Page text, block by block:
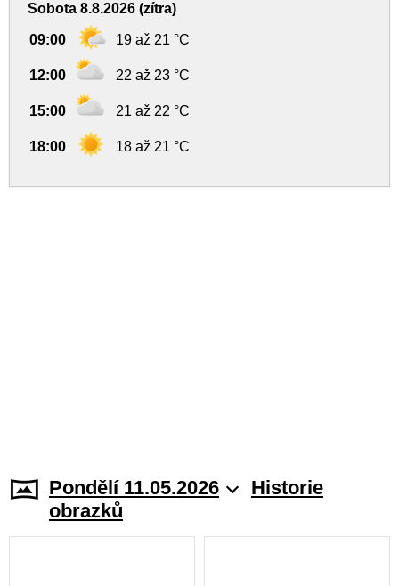
Sobota 8.8.2026 (zítra)
09:00 19 až 21 °C
12:00 22 až 23 °C
15:00 21 až 22 °C
18:00 18 až 21 °C
Pondělí 11.05.2026
Historie
obrazků